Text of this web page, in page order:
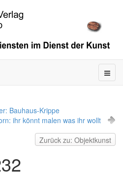
Bauhaus-Krippe
ihr könnt malen was ihr wollt
Zurück zu: Objektkunst